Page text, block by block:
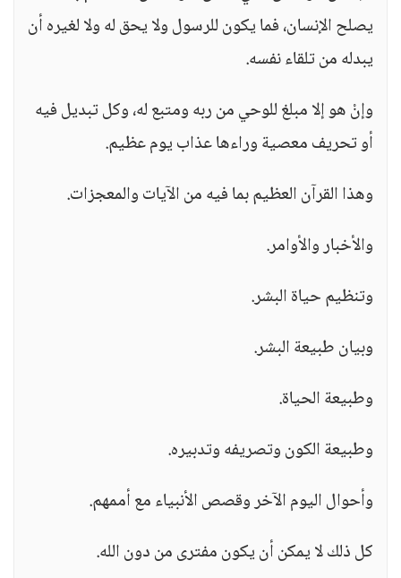
يصلح الإنسان، فما يكون للرسول ولا يحق له ولا لغيره أن
يبدله من تلقاء نفسه.
وإنْ هو إلا مبلغ للوحي من ربه ومتبع له، وكل تبديل فيه
أو تحريف معصية وراءها عذاب يوم عظيم.
وهذا القرآن العظيم بما فيه من الآيات والمعجزات.
والأخبار والأوامر.
وتنظيم حياة البشر.
وبيان طبيعة البشر.
وطبيعة الحياة.
وطبيعة الكون وتصريفه وتدبيره.
وأحوال اليوم الآخر وقصص الأنبياء مع أممهم.
كل ذلك لا يمكن أن يكون مفترى من دون الله.